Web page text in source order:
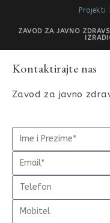
Projekti
ZAVOD ZA JAVNO
Kontaktirajte nas
Zavod za javno